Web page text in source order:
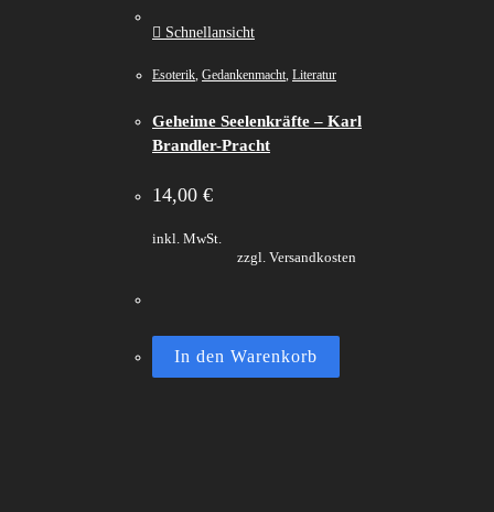
Schnellansicht
Esoterik, Gedankenmacht, Literatur
Geheime Seelenkräfte – Karl
Brandler-Pracht
14,00 €
inkl. MwSt.
zzgl. Versandkosten
In den Warenkorb